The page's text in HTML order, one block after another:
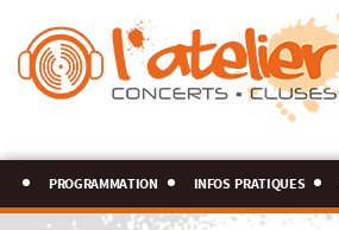
programmation infos pratiques